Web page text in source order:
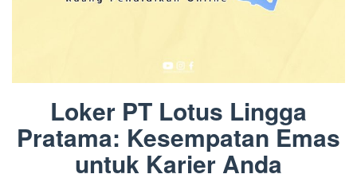
Loker PT Lotus Lingga
Pratama: Kesempatan Emas
untuk Karier Anda